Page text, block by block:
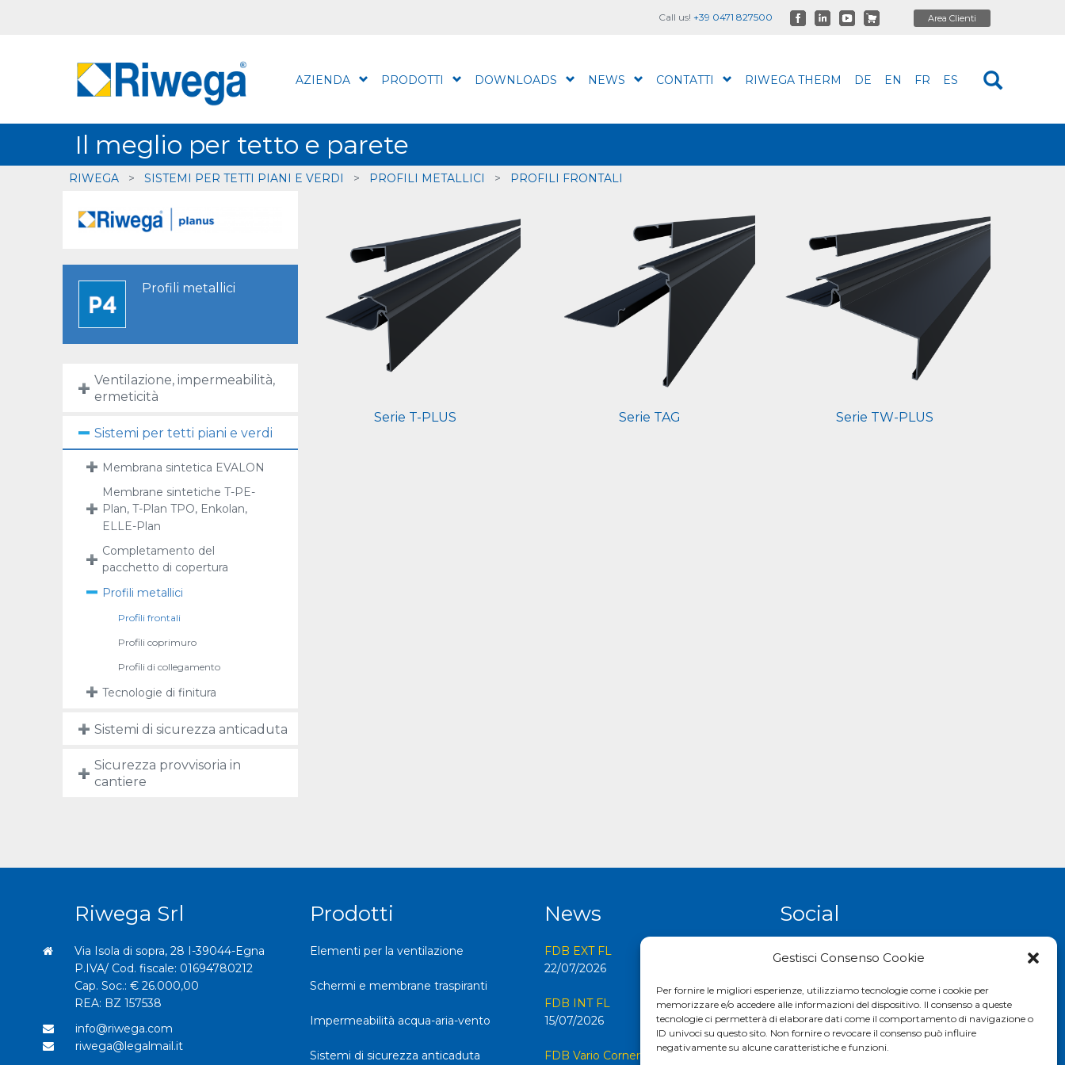
Gestisci Consenso Cookie
Per fornire le migliori esperienze, utilizziamo tecnologie come i cookie per
memorizzare e/o accedere alle informazioni del dispositivo. Il consenso a queste
tecnologie ci permetterà di elaborare dati come il comportamento di navigazione o
ID univoci su questo sito. Non fornire o revocare il consenso può influire
negativamente su alcune caratteristiche e funzioni.
AZIENDA PRODOTTI DOWNLOADS NEWS CONTATTI RIWEGA THERM DE EN FR ES
Call us! +39 0471 827500
Il meglio per tetto e parete
RIWEGA > SISTEMI PER TETTI PIANI E VERDI > PROFILI METALLICI > PROFILI FRONTALI
Profili metallici
Ventilazione, impermeabilità,
ermeticità
Sistemi per tetti piani e verdi
Membrana sintetica EVALON
Membrane sintetiche T-PE-
Plan, T-Plan TPO, Enkolan,
ELLE-Plan
Completamento del
pacchetto di copertura
Profili metallici
Profili frontali
Profili coprimuro
Profili di collegamento
Tecnologie di finitura
Sistemi di sicurezza anticaduta
Sicurezza provvisoria in
cantiere
Serie T-PLUS Serie TAG Serie TW-PLUS
Riwega Srl
Via Isola di sopra, 28 I-39044-Egna
P.IVA/ Cod. fiscale: 01694780212
Cap. Soc.: € 26.000,00
REA: BZ 157538
info@riwega.com
riwega@legalmail.it
Prodotti
Elementi per la ventilazione
Schermi e membrane traspiranti
Impermeabilità acqua-aria-vento
Sistemi di sicurezza anticaduta
News
FDB EXT FL
22/07/2026
FDB INT FL
15/07/2026
FDB Vario Corner FL
Social